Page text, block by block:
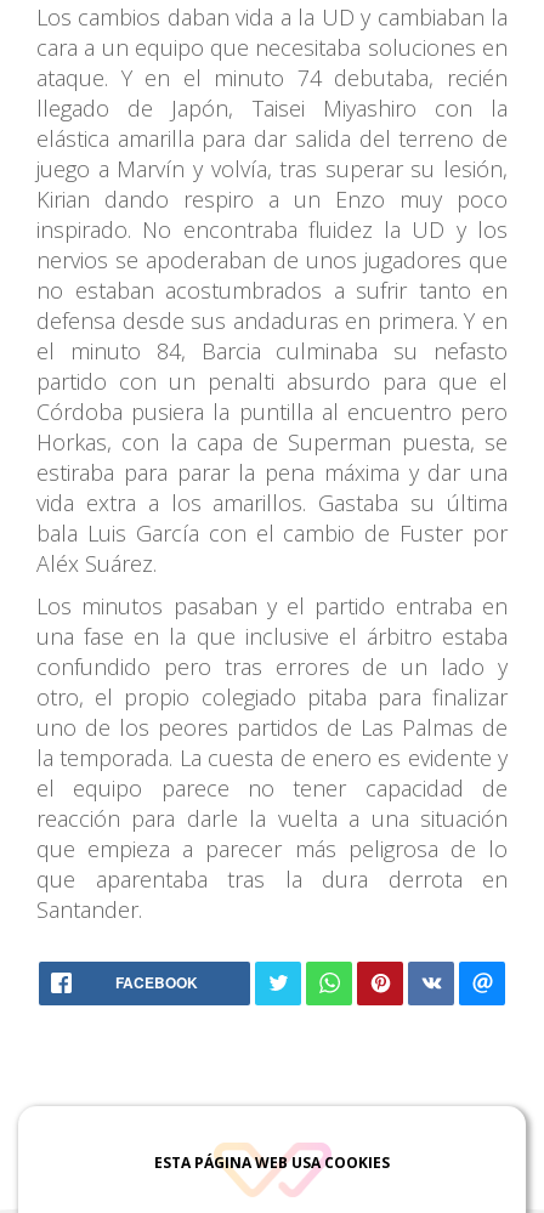
ESTA PÁGINA WEB USA COOKIES
Los cambios daban vida a la UD y cambiaban la
cara a un equipo que necesitaba soluciones en
ataque. Y en el minuto 74 debutaba, recién
llegado de Japón, Taisei Miyashiro con la
elástica amarilla para dar salida del terreno de
juego a Marvín y volvía, tras superar su lesión,
Kirian dando respiro a un Enzo muy poco
inspirado. No encontraba fluidez la UD y los
nervios se apoderaban de unos jugadores que
no estaban acostumbrados a sufrir tanto en
defensa desde sus andaduras en primera. Y en
el minuto 84, Barcia culminaba su nefasto
partido con un penalti absurdo para que el
Córdoba pusiera la puntilla al encuentro pero
Horkas, con la capa de Superman puesta, se
estiraba para parar la pena máxima y dar una
vida extra a los amarillos. Gastaba su última
bala Luis García con el cambio de Fuster por
Aléx Suárez.
Los minutos pasaban y el partido entraba en
una fase en la que inclusive el árbitro estaba
confundido pero tras errores de un lado y
otro, el propio colegiado pitaba para finalizar
uno de los peores partidos de Las Palmas de
la temporada. La cuesta de enero es evidente y
el equipo parece no tener capacidad de
reacción para darle la vuelta a una situación
que empieza a parecer más peligrosa de lo
que aparentaba tras la dura derrota en
Santander.
FACEBOOK
88.2 FM